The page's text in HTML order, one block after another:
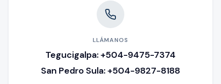
LLÁMANOS
Tegucigalpa: +504-9475-7374
San Pedro Sula: +504-9827-8188